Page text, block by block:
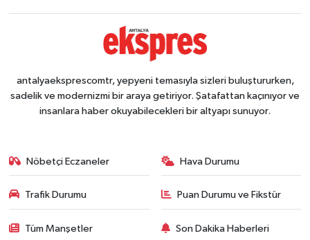
antalyaeksprescomtr, yepyeni temasıyla sizleri buluştururken,
sadelik ve modernizmi bir araya getiriyor. Şatafattan kaçınıyor ve
insanlara haber okuyabilecekleri bir altyapı sunuyor.
Nöbetçi Eczaneler Hava Durumu
Trafik Durumu Puan Durumu ve Fikstür
Tüm Manşetler Son Dakika Haberleri